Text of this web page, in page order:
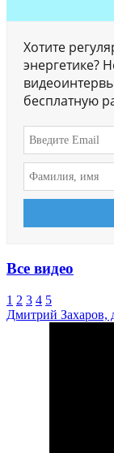
Хотите
энергетике?
бесплатную
Все видео
1 2 3 4 5
Дмитрий Захаров,